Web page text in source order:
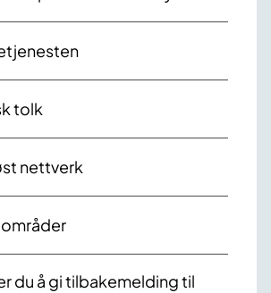
tolk
nettverk
du å gi tilbakemelding til